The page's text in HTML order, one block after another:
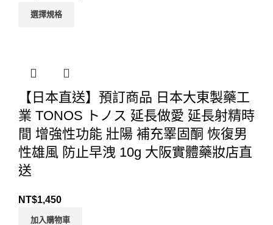
選擇規格
【日本直送】預訂商品 日本大東製藥工
業 TONOS トノス 延長做愛 延長射精時
間 增強性功能 壯陽 補充睪固酮 恢復男
性雄風 防止早洩 10g 大阪實體藥妝店直
送
NT$1,450
加入購物車